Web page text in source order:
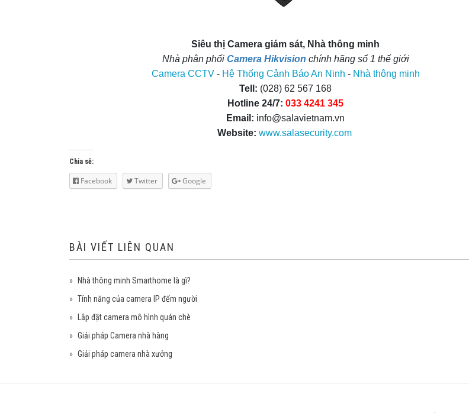
Siêu thị Camera giám sát, Nhà thông minh​
Nhà phân phối Camera Hikvision chính hãng số 1 thế giới
Camera CCTV- Hệ Thống Cảnh Báo An Ninh - Nhà thông minh
Tell: (028) 62 567 168
Hotline 24/7: 033 4241 345
Email: info@salavietnam.vn
Website: www.salasecurity.com
Chia sẻ:
Facebook Twitter Google
BÀI VIẾT LIÊN QUAN
Nhà thông minh Smarthome là gì?
Tính năng của camera IP đếm người
Lắp đặt camera mô hình quán chè
Giải pháp Camera nhà hàng
Giải pháp camera nhà xưởng